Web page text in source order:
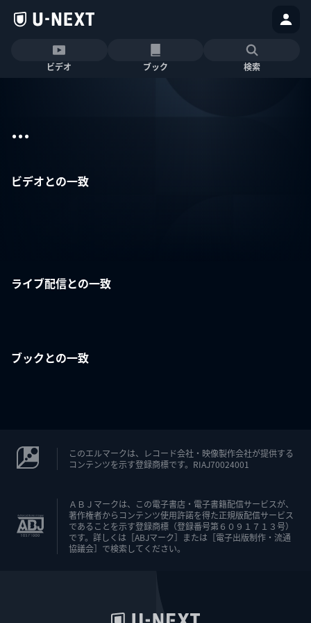
ビデオ ブック 検索
...
ビデオとの一致
ライブ配信との一致
ブックとの一致
このエルマークは、レコード会社・映像製作会社が提供する
コンテンツを示す登録商標です。RIAJ70024001
ＡＢＪマークは、この電子書店・電子書籍配信サービスが、
著作権者からコンテンツ使用許諾を得た正規版配信サービス
であることを示す登録商標（登録番号第６０９１７１３号）
です。詳しくは［ABJマーク］または［電子出版制作・流通
協議会］で検索してください。